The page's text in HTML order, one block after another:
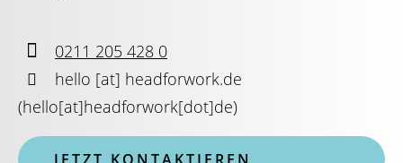

0211 205 428 0

hello [at] headforwork.de
(hello[at]headforwork[dot]de)